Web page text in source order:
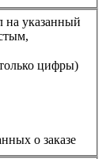
на указанный
цифры)
о заказе